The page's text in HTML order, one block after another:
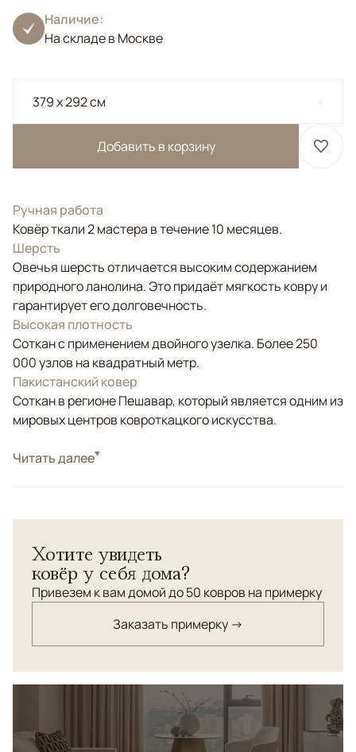
Наличие:
На складе в Москве
379 x 292 см
Добавить в корзину
Ручная работа
Ковёр ткали 2 мастера в течение 10 месяцев.
Шерсть
Овечья шерсть отличается высоким содержанием
природного ланолина. Это придаёт мягкость ковру и
гарантирует его долговечность.
Высокая плотность
Соткан с применением двойного узелка. Более 250
000 узлов на квадратный метр.
Пакистанский ковер
Соткан в регионе Пешавар, который является одним из
мировых центров ковроткацкого искусства.
СтильКлассические
УзорыГеометрический
Читать далее
Хотите увидеть
ковёр у себя дома?
Привезем к вам домой до 50 ковров на примерку
Заказать примерку →